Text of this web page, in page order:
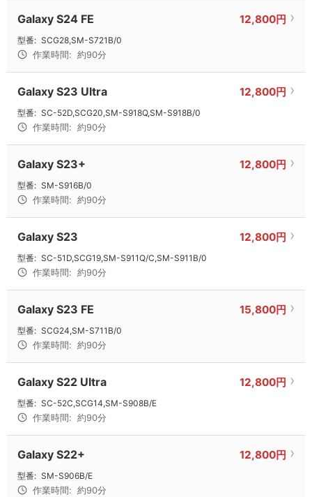
Galaxy S24 FE 12,800円
型番: SCG28,SM-S721B/0
作業時間: 約90分
Galaxy S23 Ultra 12,800円
型番: SC-52D,SCG20,SM-S918Q,SM-S918B/0
作業時間: 約90分
Galaxy S23+ 12,800円
型番: SM-S916B/0
作業時間: 約90分
Galaxy S23 12,800円
型番: SC-51D,SCG19,SM-S911Q/C,SM-S911B/0
作業時間: 約90分
Galaxy S23 FE 15,800円
型番: SCG24,SM-S711B/0
作業時間: 約90分
Galaxy S22 Ultra 12,800円
型番: SC-52C,SCG14,SM-S908B/E
作業時間: 約90分
Galaxy S22+ 12,800円
型番: SM-S906B/E
作業時間: 約90分